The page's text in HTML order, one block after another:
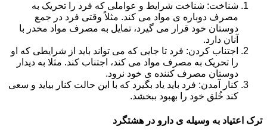
شناخت: شناخت شرایط و عواملی که فرد را تحریک به
مصرف دوباره ی مواد می کند. مثلاً وقتی فرد در جمع
دوستان خود قرار می گیرد، تمایل به مصرف مواد مخدر با
آنان دارد.
اجتناب کردن: فرد تا جایی که می تواند باید از شرایطی که او
را تحریک به مصرف مواد می کند، اجتناب کند. مثلا به دیدار
دوستان مصرف کننده ی خود نرود.
کنار آمدن: فرد باید یاد بگیرد که با این حالت کنار بیاید و سعی
کند خُلق خود را بهبود ببخشد.
ترک اعتیاد به وسیله ی دارو در هشتگرد